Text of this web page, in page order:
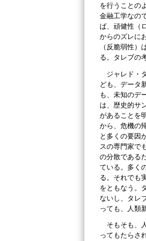
を行うことの
金融工学なの
ば、頑健性（
からのズレに
（反脆弱性
る。タレブの
ジャレド・
ども、データ
も、未知のデ
は、歴史的サ
があることを
から、危機の
と多くの要因
スの専門家で
の分散である
ている。多く
る。それでも
をともなう。
ないし、タレ
っても、人類
そもそも、
ってもたらさ